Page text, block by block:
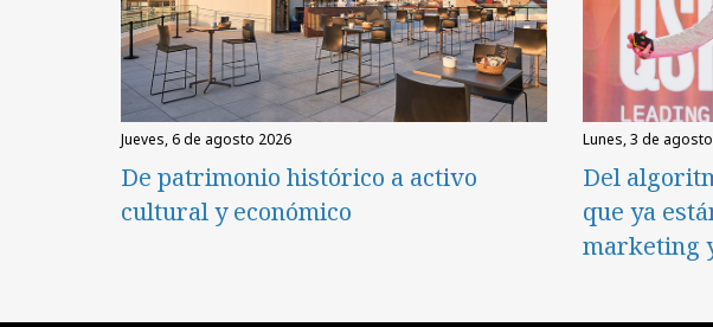
jueves, 6 de agosto 2026
De patrimonio histórico a activo
cultural y económico
lunes, 3 de
Del
que ya
marketing